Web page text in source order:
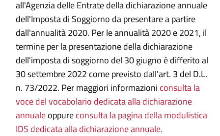
all'Agenzia delle Entrate della dichiarazione annuale
dell'Imposta di Soggiorno da presentare a partire
dall'annualità 2020. Per le annualità 2020 e 2021, il
termine per la presentazione della dichiarazione
dell'imposta di soggiorno del 30 giugno è differito al
30 settembre 2022 come previsto dall'art. 3 del D.L.
n. 73/2022. Per maggiori informazioni consulta la
voce del vocabolario dedicata alla dichiarazione
annualeoppureconsulta la pagina della modulistica
IDS dedicata alla dichiarazione annuale.